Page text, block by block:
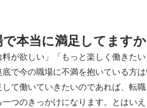
本当に満足してますか
料が欲しい」「もっと楽しく働きた
底で今の職場に不満を抱いている方
して働いていきたいのであれば、転
つのきっかけになります。とはい